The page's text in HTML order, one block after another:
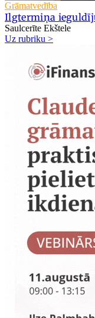
Grāmatvedība
Ilgtermiņa
Saulcerīte Ekštele
Uz rubriku >